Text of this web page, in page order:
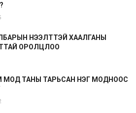
НЭЭЛТТЭЙ ХААЛГАНЫ
ОРОЛЦЛОО
МОД ТАНЫ ТАРЬСАН НЭГ МОДНООС